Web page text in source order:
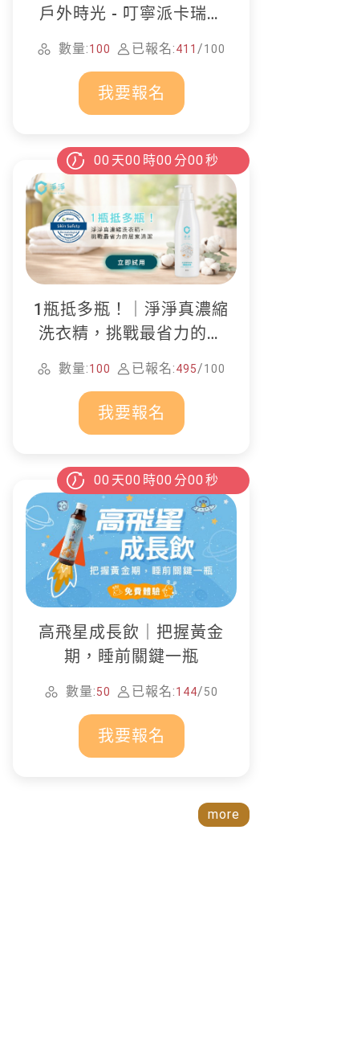
戶外時光 - 叮寧派卡瑞丁
防蚊液
數量:100 已報名:411 /100
我要報名
00 天00 時00 分00 秒
1瓶抵多瓶！｜淨淨真濃縮
洗衣精，挑戰最省力的居
家清潔
數量:100 已報名:495/100
我要報名
00 天00 時00 分00 秒
高飛星成長飲｜把握黃金
期，睡前關鍵一瓶
數量:50 已報名:144/50
我要報名
more